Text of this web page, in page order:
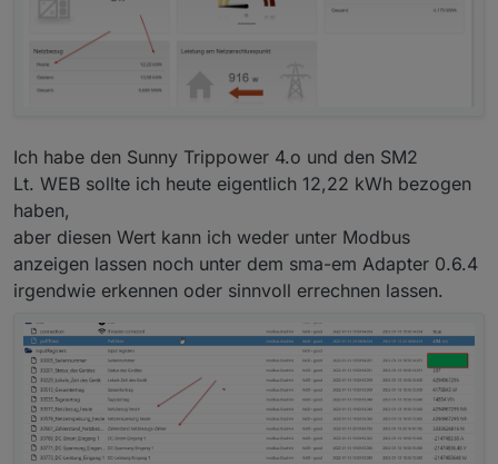
Ich habe den Sunny Trippower 4.o und den SM2
Lt. WEB sollte ich heute eigentlich 12,22 kWh bezogen
haben,
aber diesen Wert kann ich weder unter Modbus
anzeigen lassen noch unter dem sma-em Adapter 0.6.4
irgendwie erkennen oder sinnvoll errechnen lassen.